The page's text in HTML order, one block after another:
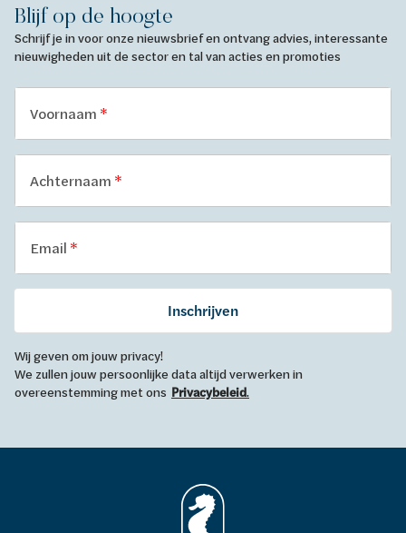
Blijf op de hoogte
Schrijf je in voor onze nieuwsbrief en ontvang advies, interessante
nieuwigheden uit de sector en tal van acties en promoties
Voornaam
Achternaam
Email
Inschrijven
Wij geven om jouw privacy!
We zullen jouw persoonlijke data altijd verwerken in
overeenstemming met ons Privacybeleid.